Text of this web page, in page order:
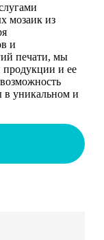
мозаик из
и
печати, мы
продукции и ее
в уникальном и